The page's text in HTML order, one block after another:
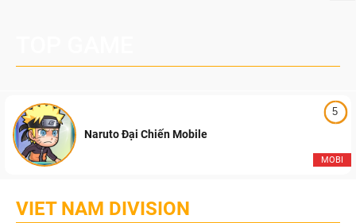
5
MOBI
Naruto Đại Chiến Mobile
VIET NAM DIVISION